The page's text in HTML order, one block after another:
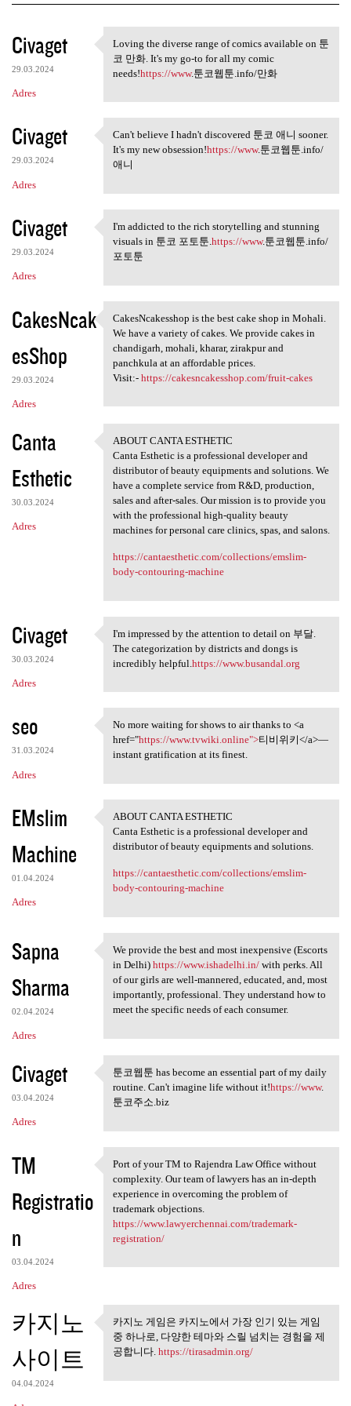
K
o
m
e
n
t
a
r
e
Civaget
29.03.2024
Adres
Loving the diverse range of
Loving the diverse range of comics available on 툰
코 만화. It's my go-to for all my comic
needs!https://www.툰코웹툰.info/만화
Civaget
29.03.2024
Adres
Can't believe I hadn't
Can't believe I hadn't discovered 툰코 애니 sooner.
It's my new obsession!https://www.툰코웹툰.info/
애니
Civaget
29.03.2024
Adres
I'm addicted to the rich
I'm addicted to the rich storytelling and stunning
visuals in 툰코 포토툰.https://www.툰코웹툰.info/
포토툰
CakesNcak
esShop
29.03.2024
Adres
CakesNcakesshop is the best
CakesNcakesshop is the best cake shop in Mohali.
We have a variety of cakes. We provide cakes in
chandigarh, mohali, kharar, zirakpur and
panchkula at an affordable prices.
Visit:- https://cakesncakesshop.com/fruit-cakes
Canta
Esthetic
30.03.2024
Adres
ABOUT CANTA ESTHETIC
ABOUT CANTA ESTHETIC
Canta Esthetic is a professional developer and
distributor of beauty equipments and solutions. We
have a complete service from R&D, production,
sales and after-sales. Our mission is to provide you
with the professional high-quality beauty
machines for personal care clinics, spas, and salons.
https://cantaesthetic.com/collections/emslim-
body-contouring-machine
Civaget
30.03.2024
Adres
I'm impressed by the
I'm impressed by the attention to detail on 부달.
The categorization by districts and dongs is
incredibly helpful. https://www.busandal.org
seo
31.03.2024
Adres
No more waiting for shows to
No more waiting for shows to air thanks to <a
href="https://www.tvwiki.online">티비위키</a>—
instant gratification at its finest.
EMslim
Machine
01.04.2024
Adres
ABOUT CANTA ESTHETIC
ABOUT CANTA ESTHETIC
Canta Esthetic is a professional developer and
distributor of beauty equipments and solutions.
https://cantaesthetic.com/collections/emslim-
body-contouring-machine
Sapna
Sharma
02.04.2024
Adres
We provide the best and most
We provide the best and most inexpensive (Escorts
in Delhi) https://www.ishadelhi.in/with perks. All
of our girls are well-mannered, educated, and, most
importantly, professional. They understand how to
meet the specific needs of each consumer.
Civaget
03.04.2024
Adres
툰코웹툰 has become an essential
툰코웹툰 has become an essential part of my daily
routine. Can't imagine life without it!https://www.
툰코주소.biz
TM
Registratio
n
03.04.2024
Adres
Port of your TM to Rajendra
Port of your TM to Rajendra Law Office without
complexity. Our team of lawyers has an in-depth
experience in overcoming the problem of
trademark objections.
https://www.lawyerchennai.com/trademark-
registration/
카지노
사이트
04.04.2024
카지노 게임은 카지노에서 가장
인기 있는 게임 중
카지노 게임은 카지노에서 가장 인기 있는 게임
중 하나로, 다양한 테마와 스릴 넘치는 경험을 제
공합니다. https://tirasadmin.org/